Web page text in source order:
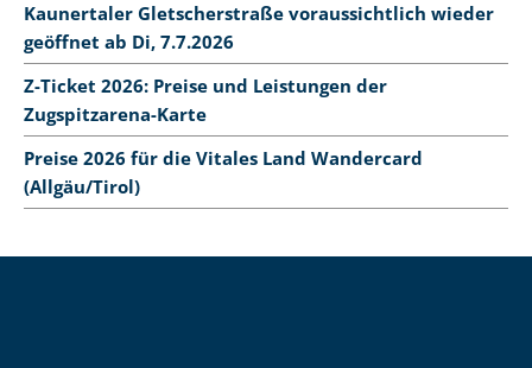
Kaunertaler Gletscherstraße voraussichtlich wieder
geöffnet ab Di, 7.7.2026
Z-Ticket 2026: Preise und Leistungen der
Zugspitzarena-Karte
Preise 2026 für die Vitales Land Wandercard
(Allgäu/Tirol)